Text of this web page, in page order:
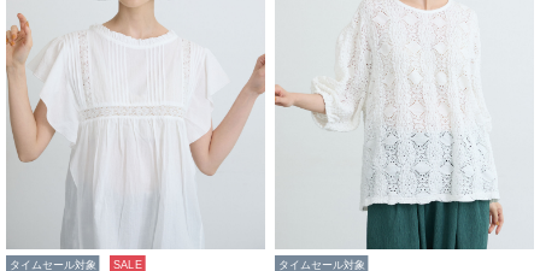
タイムセール対象 SALE タイムセール対象